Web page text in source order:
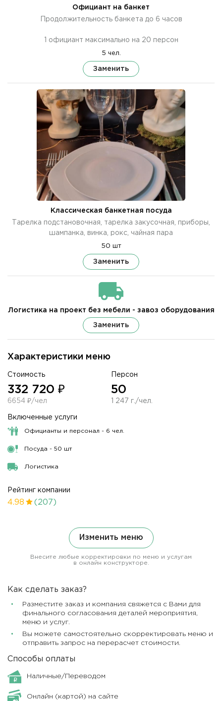
Характеристики меню
Стоимость
332 720 ₽
6654 ₽/чел
Персон
50
1 247 г./чел.
Включенные услуги
Официанты и персонал - 6 чел.
Посуда - 50 шт
Логистика
Рейтинг компании
4.98 (207)
Изменить меню
Внесите любые корректировки по меню и услугам
в онлайн конструкторе.
Официант на банкет
Продолжительность банкета до 6 часов
1 официант максимально на 20 персон
5 чел.
Заменить
Классическая банкетная посуда
Тарелка подстановочная, тарелка закусочная, приборы,
шампанка, винка, рокс, чайная пара
50 шт
Заменить
Логистика на проект без мебели - завоз оборудования
Заменить
Как сделать заказ?
Разместите заказ и компания свяжется с Вами для
финального согласования деталей мероприятия,
меню и услуг.
Вы можете самостоятельно скорректировать меню и
отправить запрос на перерасчет стоимости.
Способы оплаты
Наличные/Переводом
Онлайн (картой) на сайте